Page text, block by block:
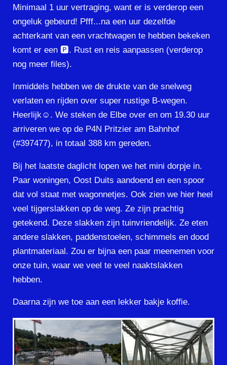
Minimaal 1 uur vertraging, want er is verderop een
ongeluk gebeurd! Pfff...na een uur dezelfde
achterkant van een vrachtwagen te hebben bekeken
komt er een 🅿️. Rust en reis aanpassen (verderop
nog meer files).
Inmiddels hebben we de drukte van de snelweg
verlaten en rijden over super rustige B-wegen.
Heerlijk☺️. We steken de Elbe over en om 19.30 uur
arriveren we op de P4N Pritzier am Bahnhof
(#397477), in totaal 388 km gereden.
Bij het laatste daglicht lopen we het mini dorpje in.
Paar woningen, Oost Duits aandoend en een spoor
dat vol staat met wagonnetjes. Ook zien we hier heel
veel tijgerslakken op de weg. Ze zijn prachtig
getekend. Deze slakken zijn tuinvriendelijk. Ze eten
andere slakken, paddenstoelen, schimmels en dood
plantmateriaal. Zou er bijna een paar meenemen voor
onze tuin, waar we veel te veel naaktslakken
hebben.
Daarna zijn we toe aan een lekker bakje koffie.